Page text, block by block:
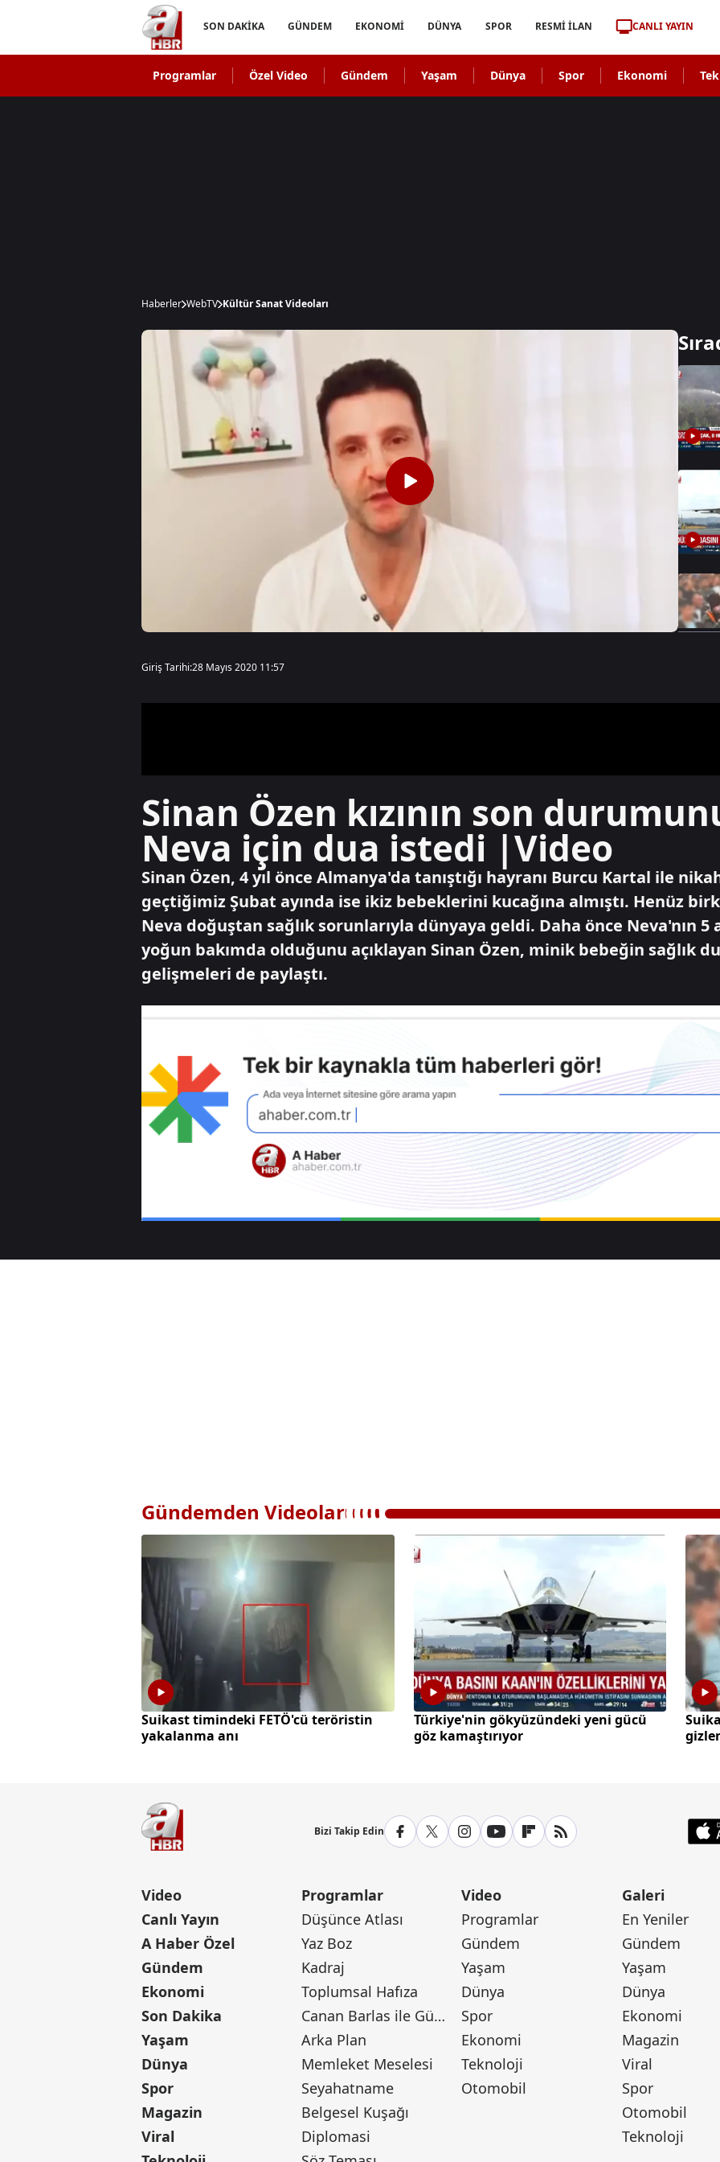
SON DAKİKA GÜNDEM EKONOMİ DÜNYA SPOR RESMİ İLAN CANLI YAYIN
Programlar Özel Video Gündem Yaşam Dünya Spor Ekonomi
Haberler WebTV Kültür Sanat Videoları
Giriş Tarihi:28 Mayıs 2020 11:57
Sinan Özen kızının son
Neva için dua istedi |Video
Sinan Özen, 4 yıl önce Almanya'da tanıştığı hayranı Burcu Kartal ile
geçtiğimiz Şubat ayında ise ikiz bebeklerini kucağına almıştı. Henüz
Neva doğuştan sağlık sorunlarıyla dünyaya geldi. Daha önce Neva'nın
yoğun bakımda olduğunu açıklayan Sinan Özen, minik bebeğin sağlık
gelişmeleri de paylaştı.
Gündemden Videolar
Suikast timindeki FETÖ'cü teröristin
yakalanma anı
Türkiye'nin gökyüzündeki yeni gücü
göz kamaştırıyor
Bizi Takip Edin
Video
Canlı Yayın
A Haber Özel
Gündem
Ekonomi
Son Dakika
Yaşam
Dünya
Spor
Magazin
Viral
Programlar
Düşünce Atlası
Yaz Boz
Kadraj
Toplumsal Hafıza
Canan Barlas ile Gündem
Arka Plan
Memleket Meselesi
Seyahatname
Belgesel Kuşağı
Diplomasi
Video
Programlar
Gündem
Yaşam
Dünya
Spor
Ekonomi
Teknoloji
Otomobil
Galeri
En Yeniler
Gündem
Yaşam
Dünya
Ekonomi
Magazin
Viral
Spor
Otomobil
Teknoloji